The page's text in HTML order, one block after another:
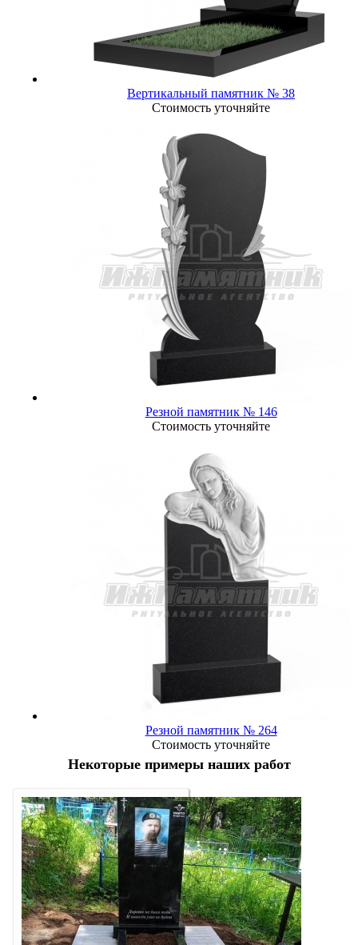
Вертикальный памятник № 38
Стоимость уточняйте
Резной памятник № 146
Стоимость уточняйте
Резной памятник № 264
Стоимость уточняйте
Некоторые примеры наших работ